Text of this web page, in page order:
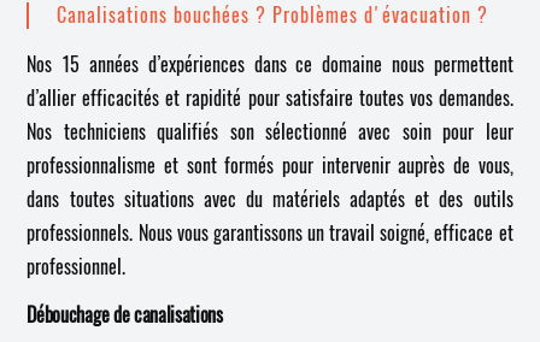
Canalisations bouchées ? Problèmes d'évacuation ?
Nos 15 années d’expériences dans ce domaine nous permettent
d’allier efficacités et rapidité pour satisfaire toutes vos demandes.
Nos techniciens qualifiés son sélectionné avec soin pour leur
professionnalisme et sont formés pour intervenir auprès de vous,
dans toutes situations avec du matériels adaptés et des outils
professionnels. Nous vous garantissons un travail soigné, efficace et
professionnel.
Débouchage de canalisations